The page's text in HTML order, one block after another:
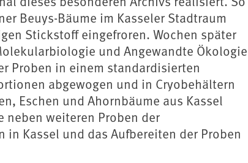
Beuys-Bäume im Kasseler Stadtraum
Stickstoff eingefroren. Wochen später
und Angewandte Ökologie
Proben in einem standardisierten
abgewogen und in Cryobehältern
Eschen und Ahornbäume aus Kassel
neben weiteren Proben der
Kassel und das Aufbereiten der Proben